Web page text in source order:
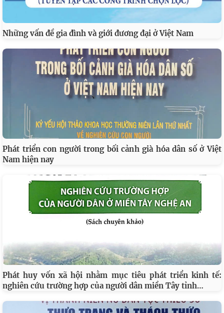
Những vấn đề gia đình và giới đương đại ở Việt Nam
Phát triển con người trong bối cảnh già hóa dân số ở Việt
Nam hiện nay
Phát huy vốn xã hội nhằm mục tiêu phát triển kinh tế:
nghiên cứu trường hợp của người dân miền Tây tỉnh…